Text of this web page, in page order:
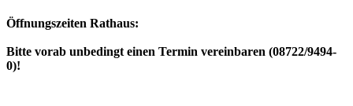
Öffnungszeiten Rathaus:
Bitte vorab unbedingt einen Termin vereinbaren (08722/9494-
0)!